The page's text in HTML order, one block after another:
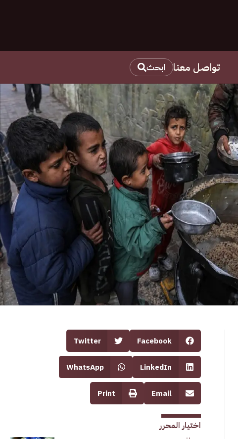
تواصل معنا ابحث
Facebook
Twitter
LinkedIn
WhatsApp
Email
Print
اختيار المحرر